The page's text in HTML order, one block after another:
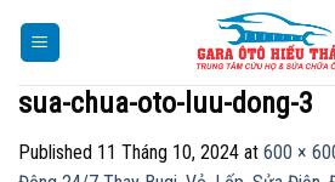
sua-chua-oto-luu-dong-3
Published 11 Tháng 10, 2024 at 600 ×